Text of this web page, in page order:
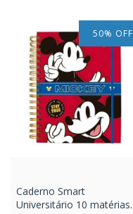
50% OFF
Caderno Smart
Universitário 10 matérias